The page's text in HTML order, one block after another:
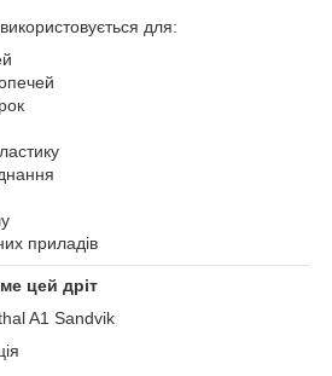
для:
приладів
цей дріт
A1 Sandvik